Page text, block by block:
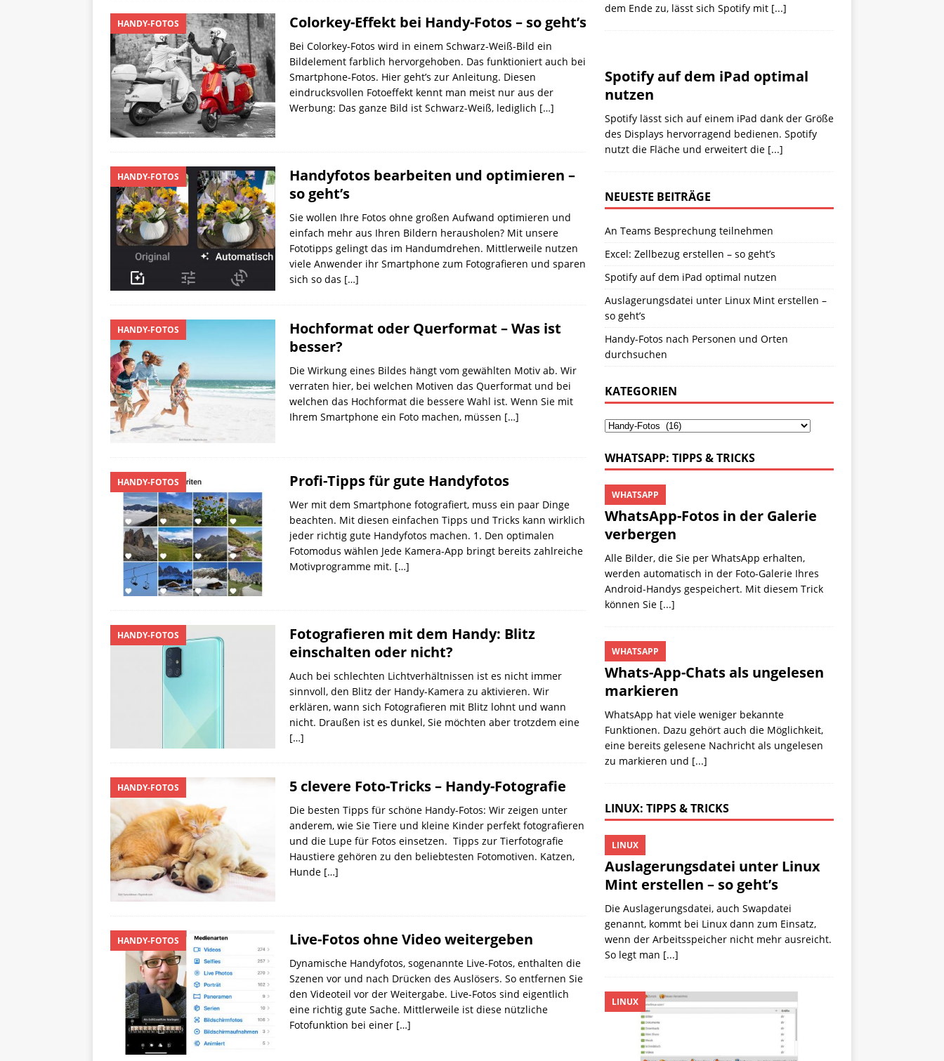
HANDY-FOTOS Colorkey-Effekt bei Handy-Fotos – so geht’s
Bei Colorkey-Fotos wird in einem Schwarz-Weiß-Bild ein
Bildelement farblich hervorgehoben. Das funktioniert auch bei
Smartphone-Fotos. Hier geht’s zur Anleitung. Diesen
eindrucksvollen Fotoeffekt kennt man meist nur aus der
Werbung: Das ganze Bild ist Schwarz-Weiß, lediglich […]
HANDY-FOTOS
Handyfotos bearbeiten und optimieren –
so geht’s
Sie wollen Ihre Fotos ohne großen Aufwand optimieren und
einfach mehr aus Ihren Bildern herausholen? Mit unsere
Fototipps gelingt das im Handumdrehen. Mittlerweile nutzen
viele Anwender ihr Smartphone zum Fotografieren und sparen
sich so das […]
HANDY-FOTOS
Hochformat oder Querformat – Was ist
besser?
Die Wirkung eines Bildes hängt vom gewählten Motiv ab. Wir
verraten hier, bei welchen Motiven das Querformat und bei
welchen das Hochformat die bessere Wahl ist. Wenn Sie mit
Ihrem Smartphone ein Foto machen, müssen […]
HANDY-FOTOS Profi-Tipps für gute Handyfotos
Wer mit dem Smartphone fotografiert, muss ein paar Dinge
beachten. Mit diesen einfachen Tipps und Tricks kann wirklich
jeder richtig gute Handyfotos machen. 1. Den optimalen
Fotomodus wählen Jede Kamera-App bringt bereits zahlreiche
Motivprogramme mit. […]
HANDY-FOTOS
Fotografieren mit dem Handy: Blitz
einschalten oder nicht?
Auch bei schlechten Lichtverhältnissen ist es nicht immer
sinnvoll, den Blitz der Handy-Kamera zu aktivieren. Wir
erklären, wann sich Fotografieren mit Blitz lohnt und wann
nicht. Draußen ist es dunkel, Sie möchten aber trotzdem eine
[…]
HANDY-FOTOS 5 clevere Foto-Tricks – Handy-Fotografie
Die besten Tipps für schöne Handy-Fotos: Wir zeigen unter
anderem, wie Sie Tiere und kleine Kinder perfekt fotografieren
und die Lupe für Fotos einsetzen. Tipps zur Tierfotografie
Haustiere gehören zu den beliebtesten Fotomotiven. Katzen,
Hunde […]
HANDY-FOTOS Live-Fotos ohne Video weitergeben
Dynamische Handyfotos, sogenannte Live-Fotos, enthalten die
Szenen vor und nach Drücken des Auslösers. So entfernen Sie
den Videoteil vor der Weitergabe. Live-Fotos sind eigentlich
eine richtig gute Sache. Mittlerweile ist diese nützliche
Fotofunktion bei einer […]
dem Ende zu, lässt sich Spotify mit [...]
Spotify auf dem iPad optimal
nutzen
Spotify lässt sich auf einem iPad dank der Größe
des Displays hervorragend bedienen. Spotify
nutzt die Fläche und erweitert die [...]
NEUESTE BEITRÄGE
An Teams Besprechung teilnehmen
Excel: Zellbezug erstellen – so geht’s
Spotify auf dem iPad optimal nutzen
Auslagerungsdatei unter Linux Mint erstellen –
so geht’s
Handy-Fotos nach Personen und Orten
durchsuchen
KATEGORIEN
WHATSAPP: TIPPS & TRICKS
WhatsApp-Fotos in der Galerie
verbergen
WHATSAPP
Alle Bilder, die Sie per WhatsApp erhalten,
werden automatisch in der Foto-Galerie Ihres
Android-Handys gespeichert. Mit diesem Trick
können Sie [...]
Whats-App-Chats als ungelesen
markieren
WHATSAPP
WhatsApp hat viele weniger bekannte
Funktionen. Dazu gehört auch die Möglichkeit,
eine bereits gelesene Nachricht als ungelesen
zu markieren und [...]
LINUX: TIPPS & TRICKS
Auslagerungsdatei unter Linux
Mint erstellen – so geht’s
LINUX
Die Auslagerungsdatei, auch Swapdatei
genannt, kommt bei Linux dann zum Einsatz,
wenn der Arbeitsspeicher nicht mehr ausreicht.
So legt man [...]
LINUX